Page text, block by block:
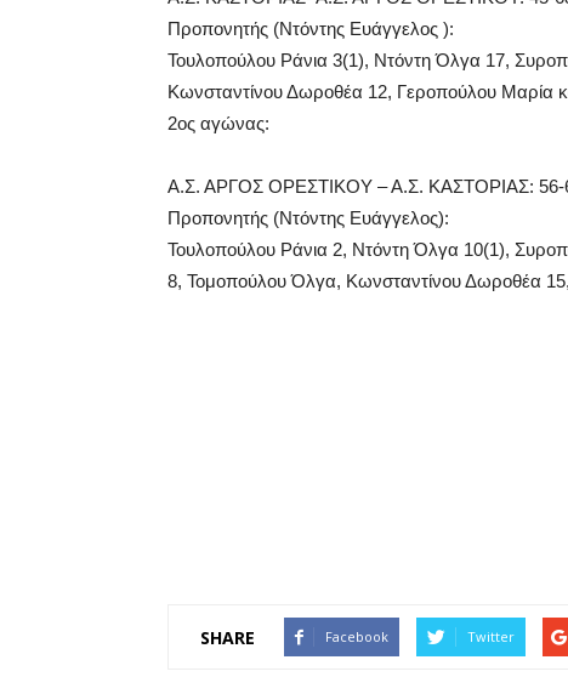
Προπονητής (Ντόντης Ευάγγελος ):
Τουλοπούλου Ράνια 3(1), Ντόντη Όλγα 17,
Κωνσταντίνου Δωροθέα 12, Γεροπούλου Μαρία
2ος αγώνας:
Α.Σ. ΑΡΓΟΣ ΟΡΕΣΤΙΚΟΥ – Α.Σ. ΚΑΣΤΟΡΙΑΣ: 56-
Προπονητής (Ντόντης Ευάγγελος):
Τουλοπούλου Ράνια 2, Ντόντη Όλγα 10(1),
8, Τομοπούλου Όλγα, Κωνσταντίνου Δωροθέα
SHARE Facebook Twitter